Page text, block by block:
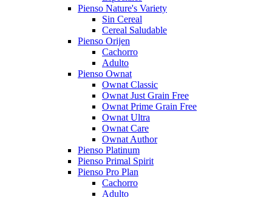
Pienso Nature's Variety
Sin Cereal
Cereal Saludable
Pienso Orijen
Cachorro
Adulto
Pienso Ownat
Ownat Classic
Ownat Just Grain Free
Ownat Prime Grain Free
Ownat Ultra
Ownat Care
Ownat Author
Pienso Platinum
Pienso Primal Spirit
Pienso Pro Plan
Cachorro
Adulto